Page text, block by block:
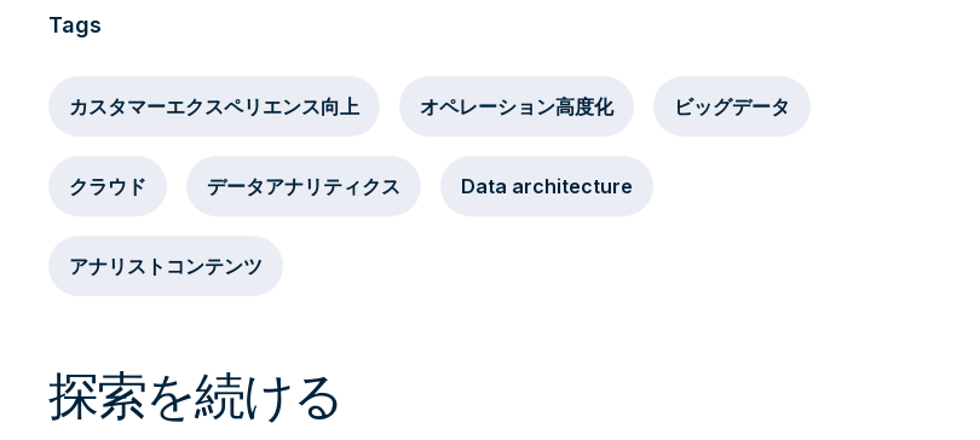
Tags
カスタマーエクスペリエンス向上 オペレーション高度化 ビッグデータ
クラウド データアナリティクス Data architecture
アナリストコンテンツ
探索を続ける